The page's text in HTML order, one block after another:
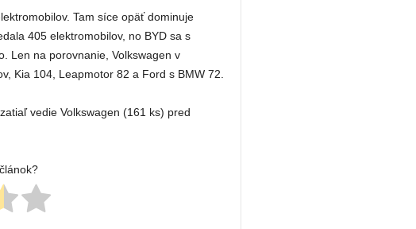
Tam síce opäť dominuje
405 elektromobilov, no BYD sa s
Len na porovnanie, Volkswagen v
Kia 104, Leapmotor 82 a Ford s BMW 72.
vedie Volkswagen (161 ks) pred